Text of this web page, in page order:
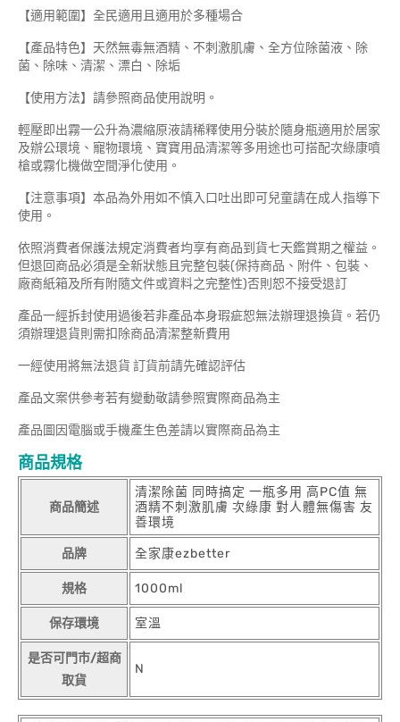
【適用範圍】全民適用且適用於多種場合
【產品特色】天然無毒無酒精、不刺激肌膚、全方位除菌液、除
菌、除味、清潔、漂白、除垢
【使用方法】請參照商品使用說明。
輕壓即出霧一公升為濃縮原液請稀釋使用分裝於隨身瓶適用於居家
及辦公環境、寵物環境、寶寶用品清潔等多用途也可搭配次綠康噴
槍或霧化機做空間淨化使用。
【注意事項】本品為外用如不慎入口吐出即可兒童請在成人指導下
使用。
依照消費者保護法規定消費者均享有商品到貨七天鑑賞期之權益。
但退回商品必須是全新狀態且完整包裝(保持商品、附件、包裝、
廠商紙箱及所有附隨文件或資料之完整性)否則恕不接受退訂
產品一經拆封使用過後若非產品本身瑕疵恕無法辦理退換貨。若仍
須辦理退貨則需扣除商品清潔整新費用
一經使用將無法退貨 訂貨前請先確認評估
產品文案供參考若有變動敬請參照實際商品為主
產品圖因電腦或手機產生色差請以實際商品為主
商品規格
商品簡述
清潔除菌 同時搞定 一瓶多用 高PC值 無
酒精不刺激肌膚 次綠康 對人體無傷害 友
善環境
品牌 全家康ezbetter
規格 1000ml
保存環境 室溫
是否可門市/超商
取貨
N